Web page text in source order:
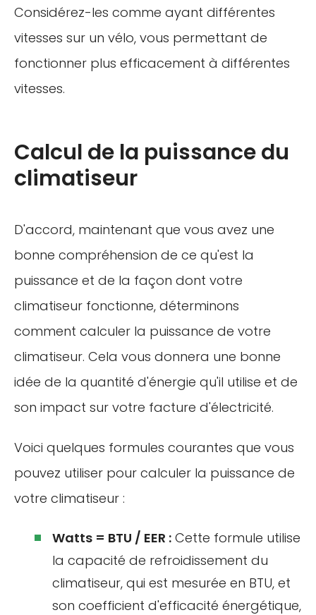
Considérez-les comme ayant différentes
vitesses sur un vélo, vous permettant de
fonctionner plus efficacement à différentes
vitesses.
Calcul de la puissance du
climatiseur
D'accord, maintenant que vous avez une
bonne compréhension de ce qu'est la
puissance et de la façon dont votre
climatiseur fonctionne, déterminons
comment calculer la puissance de votre
climatiseur. Cela vous donnera une bonne
idée de la quantité d'énergie qu'il utilise et de
son impact sur votre facture d'électricité.
Voici quelques formules courantes que vous
pouvez utiliser pour calculer la puissance de
votre climatiseur :
Watts = BTU / EER : Cette formule utilise
la capacité de refroidissement du
climatiseur, qui est mesurée en BTU, et
son coefficient d'efficacité énergétique,